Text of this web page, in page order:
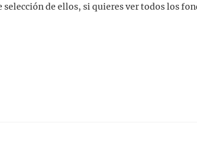
de ellos, si quieres ver todos los